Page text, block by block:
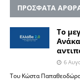
ΠΡΟΣΦΑΤΑ
Το
6
Του Κώστα